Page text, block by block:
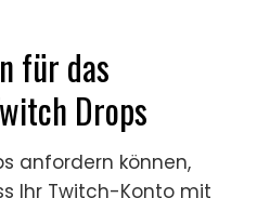
für das
Drops
anfordern können,
Ihr Twitch-Konto mit